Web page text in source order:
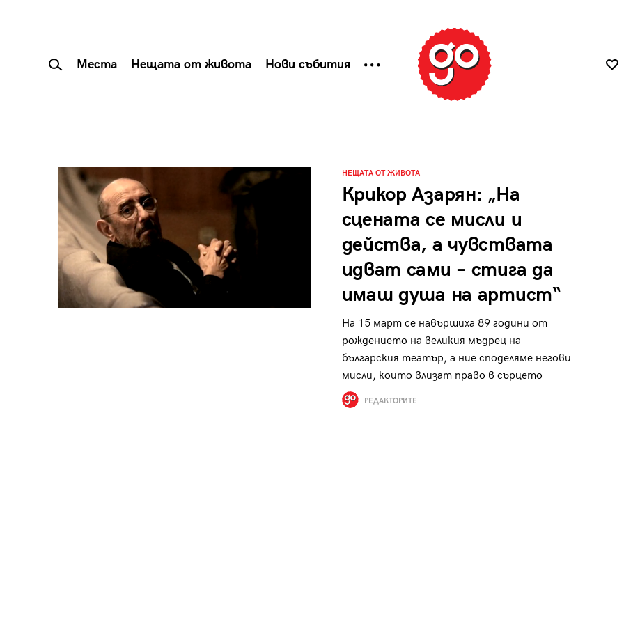
Места Нещата от живота Нови събития
НЕЩАТА ОТ ЖИВОТА
Крикор Азарян: „На
сцената се мисли и
действа, а чувствата
идват сами – стига да
имаш душа на артист“
На 15 март се навършиха 89 години от
рождението на великия мъдрец на
българския театър, а ние споделяме негови
мисли, които влизат право в сърцето
РЕДАКТОРИТЕ
Tender is the Wine – Какво
се пие на Лазурния бряг